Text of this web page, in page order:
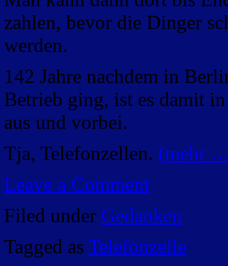
zahlen, bevor die Dinger
werden.
142 Jahre nachdem in
Betrieb ging, ist es damit
aus und vorbei.
Tja, Telefonzellen. (mehr
Leave a Comment
Filed under Gedanken
Tagged as Telefonzelle